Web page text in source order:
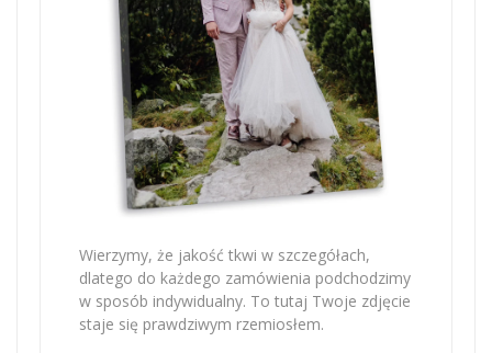
Wierzymy, że jakość tkwi w szczegółach,
dlatego do każdego zamówienia podchodzimy
w sposób indywidualny. To tutaj Twoje zdjęcie
staje się prawdziwym rzemiosłem.